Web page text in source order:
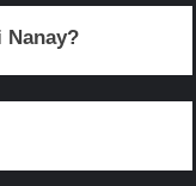
Nanay?